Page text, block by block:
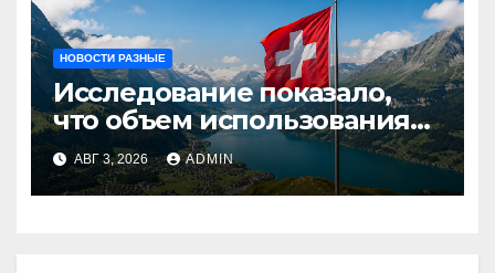
НОВОСТИ РАЗНЫЕ
Исследование показало,
что объем использования
криптовалют в Швейцарии
в два раза превышает
аналогичный показатель в
АВГ 3, 2026 ADMIN